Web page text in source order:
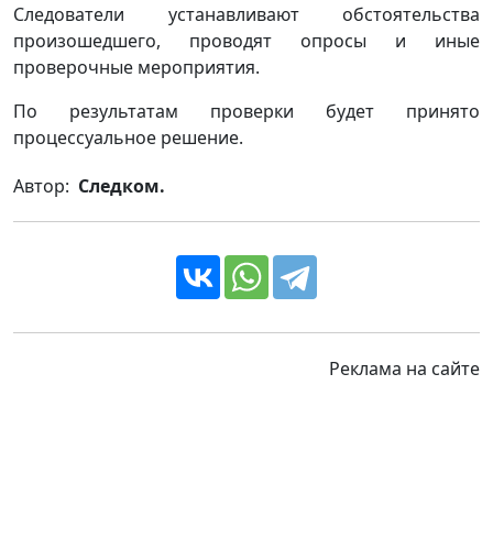
Следователи устанавливают обстоятельства
произошедшего, проводят опросы и иные
проверочные мероприятия.
По результатам проверки будет принято
процессуальное решение.
Автор: Следком.
Реклама на сайте